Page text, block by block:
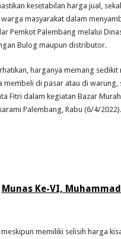
kesetabilan harga jual,
masyarakat dalam
Pemkot Palembang melalui
Bulog maupun distributor.
harganya memang sedikit
membeli di pasar atau di warung,
Fitri dalam kegiatan Bazar
Palembang, Rabu (6/4/2022).
Munas Ke-VI,
memiliki selisih harga